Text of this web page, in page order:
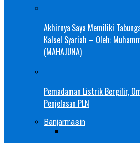
Akhirnya Saya Memiliki
Kalsel Syariah – Oleh:
(MAHAJUNA)
Pemadaman Listrik Bergilir,
Penjelasan PLN
Banjarmasin